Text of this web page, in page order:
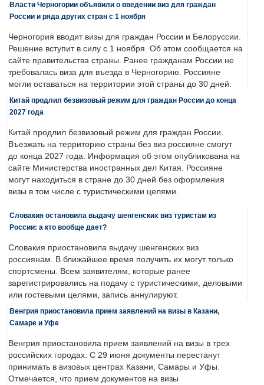
Власти Черногории объявили о введении виз для граждан
России и ряда других стран с 1 ноября
Черногория вводит визы для граждан России и Белоруссии.
Решение вступит в силу с 1 ноября. Об этом сообщается на
сайте правительства страны. Ранее гражданам России не
требовалась виза для въезда в Черногорию. Россияне
могли оставаться на территории этой страны до 30 дней.
Китай продлил безвизовый режим для граждан России до конца
2027 года
Китай продлил безвизовый режим для граждан России.
Въезжать на территорию страны без виз россияне смогут
до конца 2027 года. Информация об этом опубликована на
сайте Министерства иностранных дел Китая. Россияне
могут находиться в стране до 30 дней без оформления
визы в том числе с туристическими целями.
Словакия остановила выдачу шенгенских виз туристам из
России: а кто вообще дает?
Словакия приостановила выдачу шенгенских виз
россиянам. В ближайшее время получить их могут только
спортсмены. Всем заявителям, которые ранее
зарегистрировались на подачу с туристическими, деловыми
или гостевыми целями, запись аннулируют.
Венгрия приостановила прием заявлений на визы в Казани,
Самаре и Уфе
Венгрия приостановила прием заявлений на визы в трех
российских городах. С 29 июня документы перестанут
принимать в визовых центрах Казани, Самары и Уфы.
Отмечается, что прием документов на визы